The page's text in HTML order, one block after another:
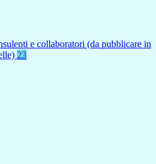
e collaboratori (da pubblicare in
23